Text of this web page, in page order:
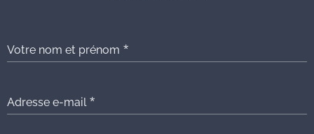
Votre nom et prénom
Adresse e-mail